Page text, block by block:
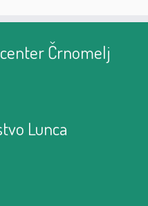
Črnomelj
Lunca